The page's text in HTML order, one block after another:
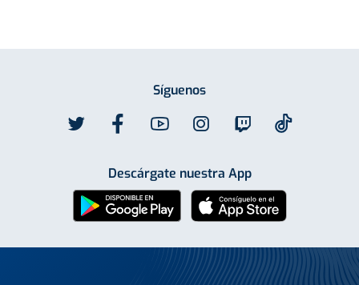
Síguenos
Descárgate nuestra App